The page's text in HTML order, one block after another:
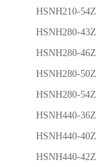
HSNH210-54Z
HSNH280-43Z
HSNH280-46Z
HSNH280-50Z
HSNH280-54Z
HSNH440-36Z
HSNH440-40Z
HSNH440-42Z